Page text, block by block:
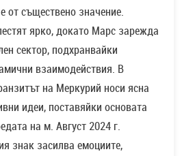
от съществено значение.
ярко, докато Марс зарежда
сектор, подхранвайки
взаимодействия. В
на Меркурий носи ясна
идеи, поставяйки основата
на м. Август 2024 г.
знак засилва емоциите,